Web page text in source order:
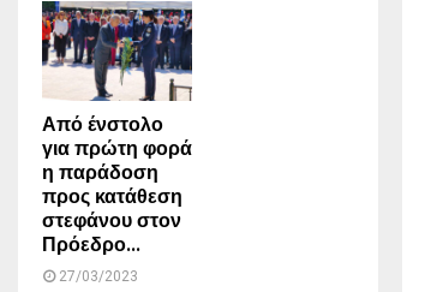
Από ένστολο
για πρώτη φορά
η παράδοση
προς κατάθεση
στεφάνου στον
Πρόεδρο...
27/03/2023